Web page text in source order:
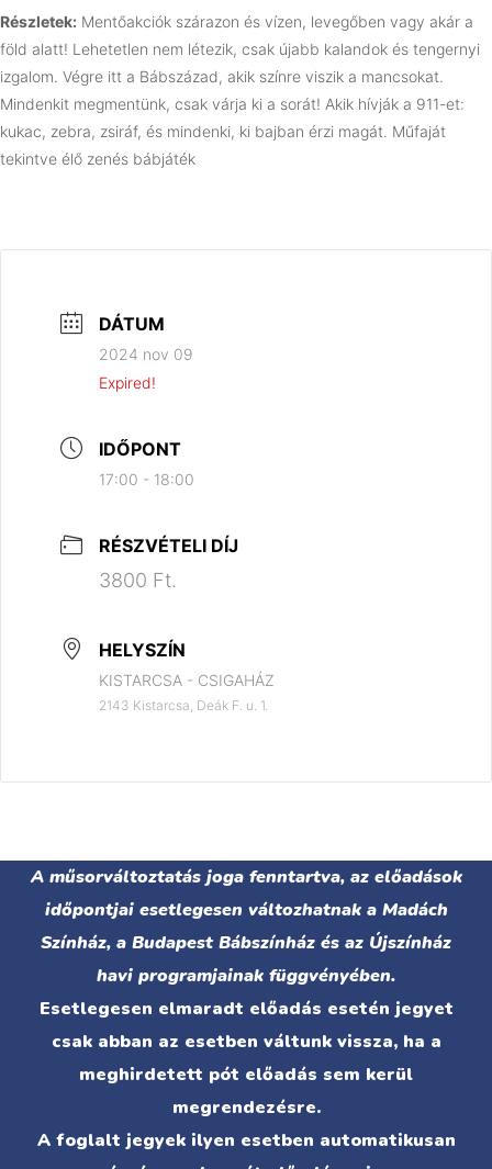
Részletek: Mentőakciók szárazon és vízen, levegőben vagy akár a
föld alatt! Lehetetlen nem létezik, csak újabb kalandok és tengernyi
izgalom. Végre itt a Bábszázad, akik színre viszik a mancsokat.
Mindenkit megmentünk, csak várja ki a sorát! Akik hívják a 911-et:
kukac, zebra, zsiráf, és mindenki, ki bajban érzi magát. Műfaját
tekintve élő zenés bábjáték
DÁTUM
2024 nov 09
Expired!
IDŐPONT
17:00 - 18:00
RÉSZVÉTELI DÍJ
3800 Ft.
HELYSZÍN
KISTARCSA - CSIGAHÁZ
2143 Kistarcsa, Deák F. u. 1.
A műsorváltoztatás joga fenntartva, az előadások
időpontjai esetlegesen változhatnak a Madách
Színház, a Budapest Bábszínház és az Újszínház
havi programjainak függvényében.
Esetlegesen elmaradt előadás esetén jegyet
csak abban az esetben váltunk vissza, ha a
meghirdetett pót előadás sem kerül
megrendezésre.
A foglalt jegyek ilyen esetben automatikusan